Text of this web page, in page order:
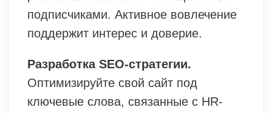
подписчиками. Активное вовлечение
поддержит интерес и доверие.
Разработка SEO-стратегии.
Оптимизируйте свой сайт под
ключевые слова, связанные с HR-